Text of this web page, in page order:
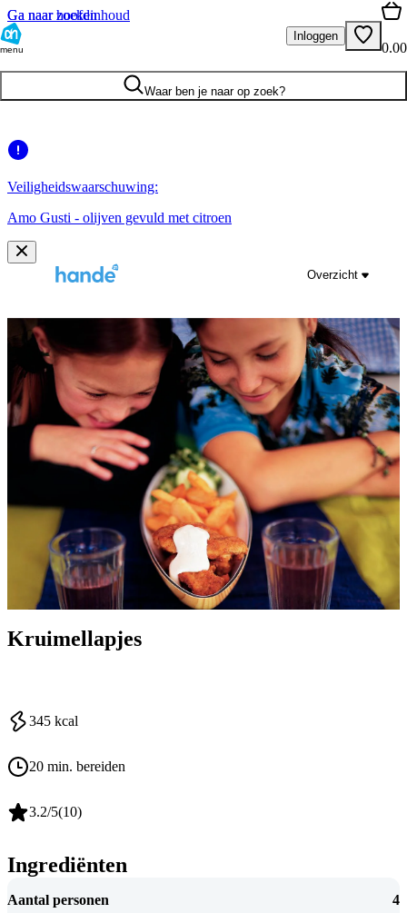
Ga naar hoofdinhoud
Ga naar zoeken
menu
Inloggen
0.00
Waar ben je naar op zoek?
Veiligheidswaarschuwing:
Amo Gusti - olijven gevuld met citroen
Overzicht
Kruimellapjes
345 kcal
20 min. bereiden
3.2/5(10)
Ingrediënten
Aantal personen 4